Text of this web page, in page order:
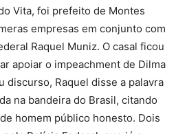
Vita, foi prefeito de Montes
empresas em conjunto com
Raquel Muniz. O casal ficou
apoiar o impeachment de Dilma
discurso, Raquel disse a palavra
na bandeira do Brasil, citando
homem público honesto. Dois